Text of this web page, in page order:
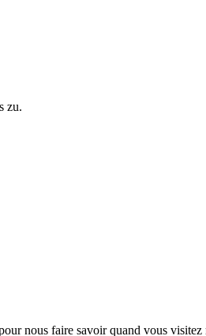
zu.
nous faire savoir quand vous